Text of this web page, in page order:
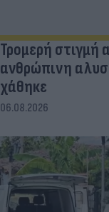
Τρομερή στιγμή
ανθρώπινη
χάθηκε
06.08.2026